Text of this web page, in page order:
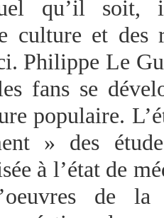
qu’il soit,
culture et des
Philippe Le
fans se
populaire.
» des
à l’état de
de